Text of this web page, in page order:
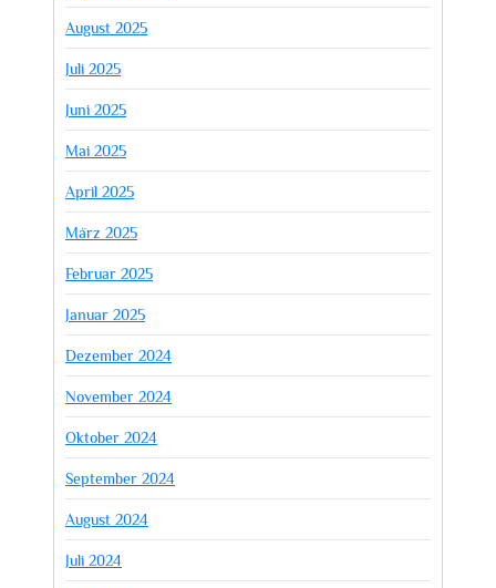
August 2025
Juli 2025
Juni 2025
Mai 2025
April 2025
März 2025
Februar 2025
Januar 2025
Dezember 2024
November 2024
Oktober 2024
September 2024
August 2024
Juli 2024